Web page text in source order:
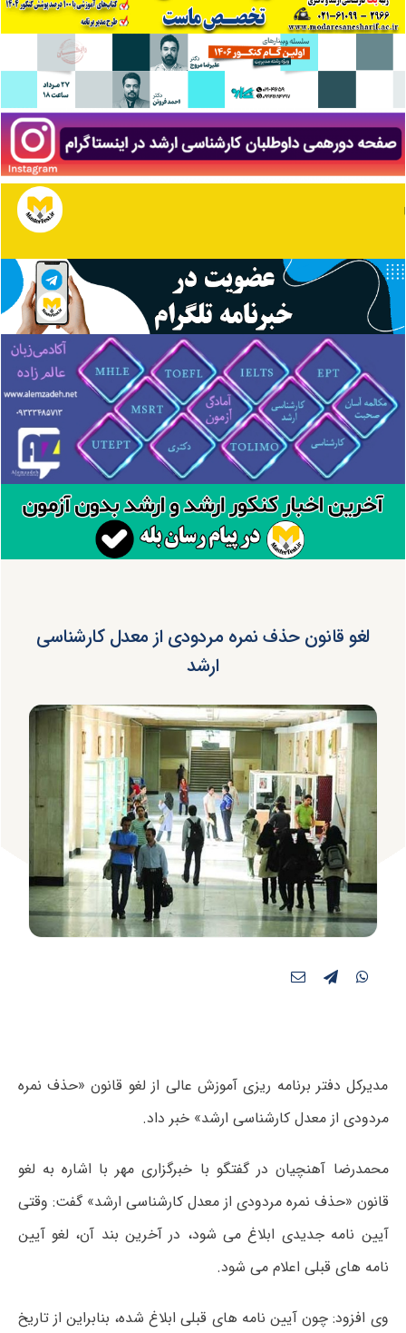
لغو قانون حذف نمره مردودی از معدل کارشناسی
ارشد
مدیرکل دفتر برنامه ریزی آموزش عالی از لغو قانون «حذف نمره
مردودی از معدل کارشناسی ارشد» خبر داد.
محمدرضا آهنچیان در گفتگو با خبرگزاری مهر با اشاره به لغو
قانون «حذف نمره مردودی از معدل کارشناسی ارشد» گفت: وقتی
آیین نامه جدیدی ابلاغ می شود، در آخرین بند آن، لغو آیین
نامه های قبلی اعلام می شود.
وی افزود: چون آیین نامه های قبلی ابلاغ شده، بنابراین از تاریخ